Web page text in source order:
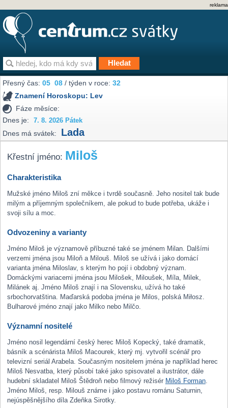
reklama
Přesný čas:05 08 / týden v roce:32
Znamení Horoskopu: Lev
Fáze měsíce:
Dnes je:
7. 8. 2026 Pátek
Dnes má svátek: Lada
Křestní jméno: Miloš
Charakteristika
Mužské jméno Miloš zní měkce i tvrdě současně. Jeho nositel tak bude
milým a příjemným společníkem, ale pokud to bude potřeba, ukáže i
svoji sílu a moc.
Odvozeniny a varianty
Jméno Miloš je významově příbuzné také se jménem Milan. Dalšími
verzemi jména jsou Miloň a Milouš. Miloš se užívá i jako domácí
varianta jména Miloslav, s kterým ho pojí i obdobný význam.
Domáckými variacemi jména jsou Milošek, Miloušek, Míla, Milek,
Milánek aj. Jméno Miloš znají i na Slovensku, užívá ho také
srbochorvatština. Maďarská podoba jména je Milos, polská Miłosz.
Bulharové jméno znají jako Milko nebo Milčo.
Významní nositelé
Jméno nosil legendární český herec Miloš Kopecký, také dramatik,
básník a scénárista Miloš Macourek, který mj. vytvořil scénář pro
televizní seriál Arabela. Současným nositelem jména je například herec
Miloš Nesvatba, který působí také jako spisovatel a ilustrátor, dále
hudební skladatel Miloš Štědroň nebo filmový režisér Miloš Forman.
Jméno Miloš, resp. Milouš známe i jako postavu románu Saturnin,
nejúspěšnějšího díla Zdeňka Sirotky.